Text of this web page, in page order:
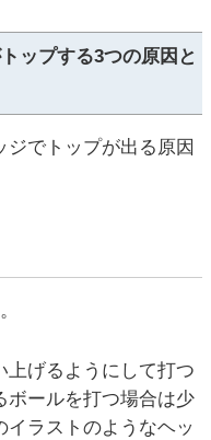
ップする3つの原因と
ジでトップが出る原因
上げるようにして打つ
ボールを打つ場合は少
イラストのようなヘッ